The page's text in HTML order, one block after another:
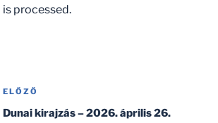
is processed.
Bejegyzés
navigáció
Korábbi
bejegyzés
ELŐZŐ
Dunai kirajzás – 2026. április 26.